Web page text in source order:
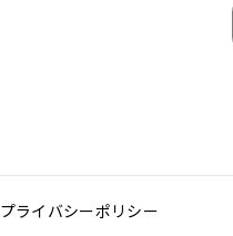
プライバシーポリシー